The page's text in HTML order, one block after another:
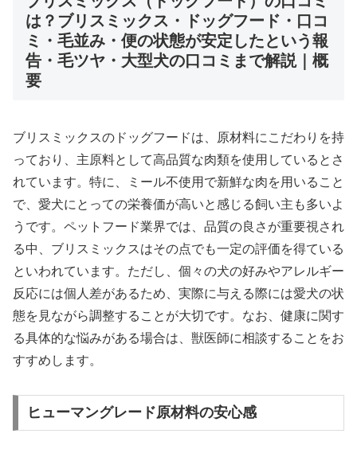
は？ブリスミックス・ドッグフード・口コ
ミ・毛並み・便の状態が安定したという報
告・毛ツヤ・大型犬の口コミまで解説｜概
要
ブリスミックスのドッグフードは、原材料にこだわりを持
っており、主原料として高品質な肉類を使用しているとさ
れています。特に、ミール不使用で新鮮な肉を用いること
で、愛犬にとっての栄養価が高いと感じる飼い主も多いよ
うです。ペットフード業界では、品質の良さが重要視され
る中、ブリスミックスはその点でも一定の評価を得ている
といわれています。ただし、個々の犬の好みやアレルギー
反応には個人差があるため、実際に与える際には愛犬の状
態を見ながら調整することが大切です。なお、健康に関す
る具体的な悩みがある場合は、獣医師に相談することをお
すすめします。
ヒューマングレード原材料の安心感